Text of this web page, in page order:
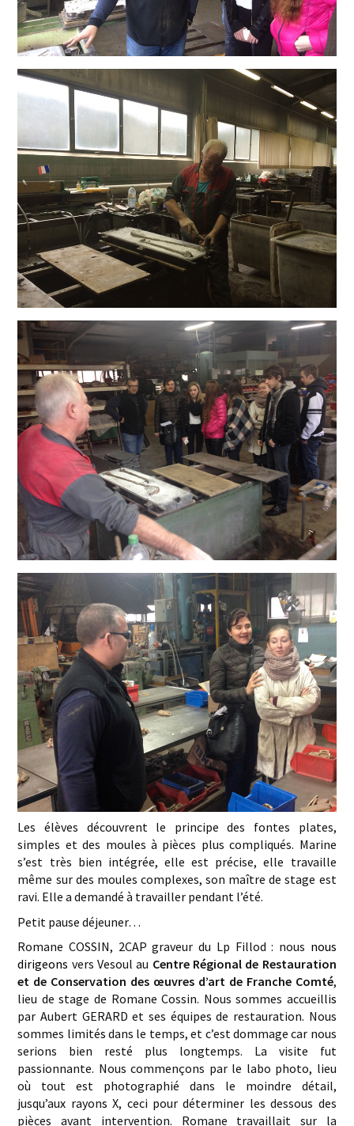
Les élèves découvrent le principe des fontes plates,
simples et des moules à pièces plus compliqués. Marine
s’est très bien intégrée, elle est précise, elle travaille
même sur des moules complexes, son maître de stage est
ravi. Elle a demandé à travailler pendant l’été.
Petit pause déjeuner…
Romane COSSIN, 2CAP graveur du Lp Fillod : nous nous
dirigeons vers Vesoul au Centre Régional de Restauration
et de Conservation des œuvres d’art de Franche Comté,
lieu de stage de Romane Cossin. Nous sommes accueillis
par Aubert GERARD et ses équipes de restauration. Nous
sommes limités dans le temps, et c’est dommage car nous
serions bien resté plus longtemps. La visite fut
passionnante. Nous commençons par le labo photo, lieu
où tout est photographié dans le moindre détail,
jusqu’aux rayons X, ceci pour déterminer les dessous des
pièces avant intervention. Romane travaillait sur la